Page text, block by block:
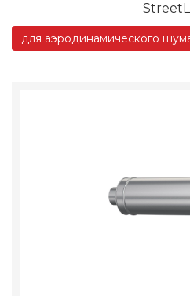
для аэродинамического